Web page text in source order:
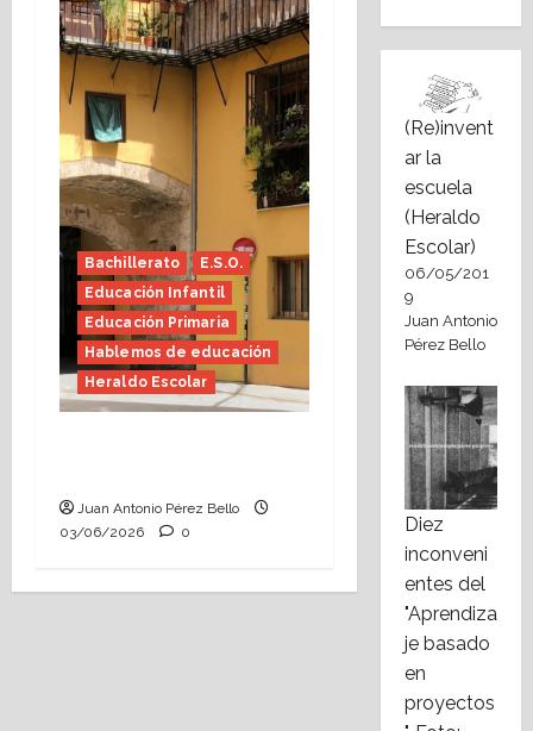
Bachillerato
E.S.O.
Educación Infantil
Educación Primaria
Hablemos de educación
Heraldo Escolar
Juan Antonio Pérez Bello
03/06/2026
0
(Re)invent
ar la
escuela
(Heraldo
Escolar)
06/05/201
9
Juan Antonio
Pérez Bello
Diez
inconveni
entes del
"Aprendiza
je basado
en
proyectos